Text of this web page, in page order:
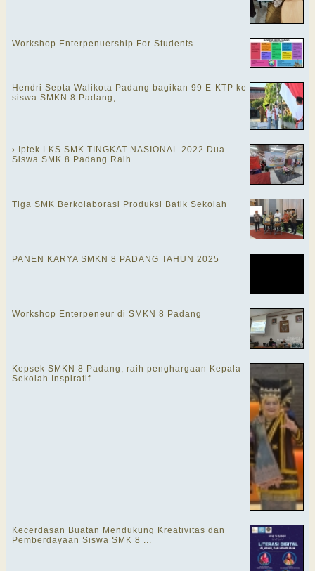
Workshop Enterpenuership For Students
Hendri Septa Walikota Padang bagikan 99 E-KTP ke
siswa SMKN 8 Padang, ...
› Iptek LKS SMK TINGKAT NASIONAL 2022 Dua
Siswa SMK 8 Padang Raih ...
Tiga SMK Berkolaborasi Produksi Batik Sekolah
PANEN KARYA SMKN 8 PADANG TAHUN 2025
Workshop Enterpeneur di SMKN 8 Padang
Kepsek SMKN 8 Padang, raih penghargaan Kepala
Sekolah Inspiratif ...
Kecerdasan Buatan Mendukung Kreativitas dan
Pemberdayaan Siswa SMK 8 ...